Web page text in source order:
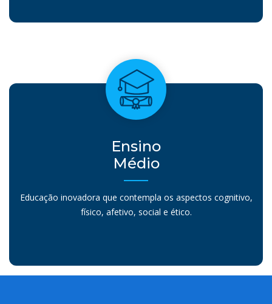
Ensino
Médio
Educação inovadora que contempla os aspectos cognitivo,
físico, afetivo, social e ético.